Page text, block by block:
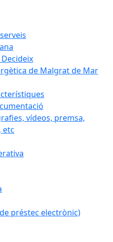
de Malgrat de Mar
vídeos, premsa,
etc
préstec electrònic)